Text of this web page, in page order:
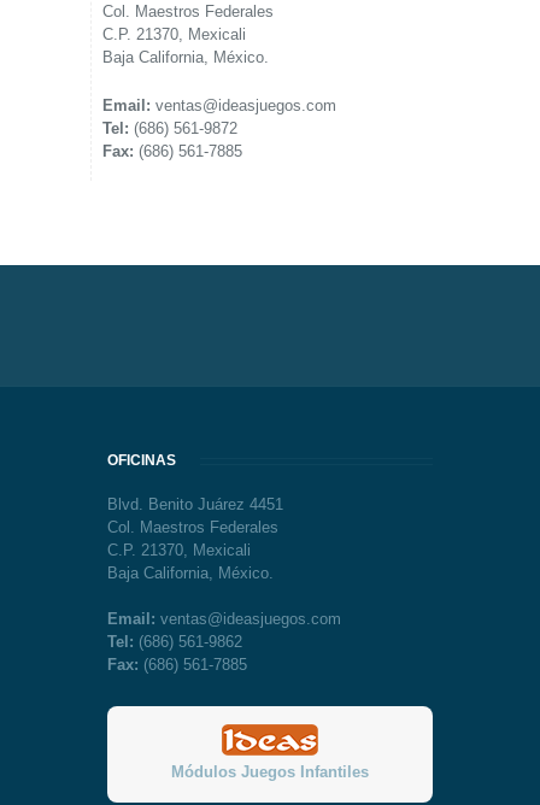
Col. Maestros Federales
C.P. 21370, Mexicali
Baja California, México.
Email: ventas@ideasjuegos.com
Tel: (686) 561-9872
Fax: (686) 561-7885
OFICINAS
Blvd. Benito Juárez 4451
Col. Maestros Federales
C.P. 21370, Mexicali
Baja California, México.
Email: ventas@ideasjuegos.com
Tel: (686) 561-9862
Fax: (686) 561-7885
Módulos Juegos Infantiles